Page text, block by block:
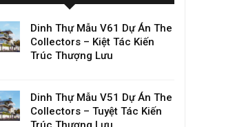
Dinh Thự Mẫu V61 Dự Án The
Collectors – Kiệt Tác Kiến
Trúc Thượng Lưu
Dinh Thự Mẫu V51 Dự Án The
Collectors – Tuyệt Tác Kiến